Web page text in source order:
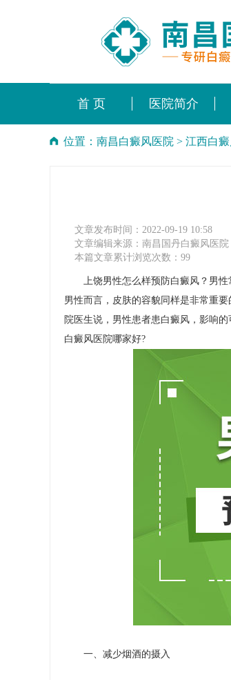
首 页 医院简介
位置： 南昌白癜风医院 > 江西白
文章发布时间：2022-09-19 10:58
文章编辑来源：南昌国丹白癜风医院
本篇文章累计浏览次数：99
上饶男性怎么样预防白癜风？男性
男性而言，皮肤的容貌同样是非常重
院医生说，男性患者患白癜风，影响
白癜风医院哪家好?
一、减少烟酒的摄入